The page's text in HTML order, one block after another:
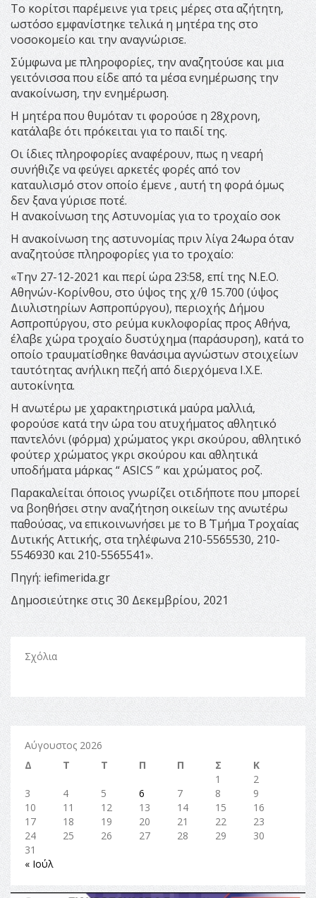
Το κορίτσι παρέμεινε για τρεις μέρες στα αζήτητη,
ωστόσο εμφανίστηκε τελικά η μητέρα της στο
νοσοκομείο και την αναγνώρισε.
Σύμφωνα με πληροφορίες, την αναζητούσε και μια
γειτόνισσα που είδε από τα μέσα ενημέρωσης την
ανακοίνωση, την ενημέρωση.
Η μητέρα που θυμόταν τι φορούσε η 28χρονη,
κατάλαβε ότι πρόκειται για το παιδί της.
Οι ίδιες πληροφορίες αναφέρουν, πως η νεαρή
συνήθιζε να φεύγει αρκετές φορές από τον
καταυλισμό στον οποίο έμενε , αυτή τη φορά όμως
δεν ξανα γύρισε ποτέ.
Η ανακοίνωση της Αστυνομίας για το τροχαίο σοκ
Η ανακοίνωση της αστυνομίας πριν λίγα 24ωρα όταν
αναζητούσε πληροφορίες για το τροχαίο:
«Την 27-12-2021 και περί ώρα 23:58, επί της Ν.Ε.Ο.
Αθηνών-Κορίνθου, στο ύψος της χ/θ 15.700 (ύψος
Διυλιστηρίων Ασπροπύργου), περιοχής Δήμου
Ασπροπύργου, στο ρεύμα κυκλοφορίας προς Αθήνα,
έλαβε χώρα τροχαίο δυστύχημα (παράσυρση), κατά το
οποίο τραυματίσθηκε θανάσιμα αγνώστων στοιχείων
ταυτότητας ανήλικη πεζή από διερχόμενα Ι.Χ.Ε.
αυτοκίνητα.
Η ανωτέρω με χαρακτηριστικά μαύρα μαλλιά,
φορούσε κατά την ώρα του ατυχήματος αθλητικό
παντελόνι (φόρμα) χρώματος γκρι σκούρου, αθλητικό
φούτερ χρώματος γκρι σκούρου και αθλητικά
υποδήματα μάρκας “ ASICS ” και χρώματος ροζ.
Παρακαλείται όποιος γνωρίζει οτιδήποτε που μπορεί
να βοηθήσει στην αναζήτηση οικείων της ανωτέρω
παθούσας, να επικοινωνήσει με το Β΄ Τμήμα Τροχαίας
Δυτικής Αττικής, στα τηλέφωνα 210-5565530, 210-
5546930 και 210-5565541».
Πηγή: iefimerida.gr
Δημοσιεύτηκε στις 30 Δεκεμβρίου, 2021
Σχόλια
Αύγουστος 2026
Δ
Τ Τ Π Π Σ
Κ
1
2
3
4 5 6 7 8
9
10
11 12 13 14 15
16
17
18 19 20 21 22
23
24
25 26 27 28 29
30
31
« Ιούλ